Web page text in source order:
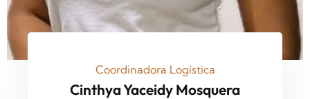
Coordinadora Logística
Cinthya Yaceidy Mosquera